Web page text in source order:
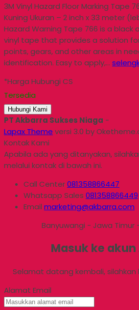
3M Vinyl Hazard Floor Marking Tape
Kuning Ukuran – 2 inch x 33 meter
Hazard Warning Tape 766 is a black
vinyl tape that provides a solution
points, gears, and other areas in
identification. Easy to apply,…
*Harga Hubungi CS
Tersedia
Hubungi Kami
PT Akbarra Sukses Niaga -
Lapax Theme versi 3.0 by
Kontak Kami
Apabila ada yang ditanyakan,
melalui kontak di bawah ini.
Call Center081358866447
Whatsapp Sales 081358866449
Email marketing@akbarra.com
Banyuwangi - Jawa Timur
Masuk ke
Selamat datang kembali, silahkan
Alamat Email